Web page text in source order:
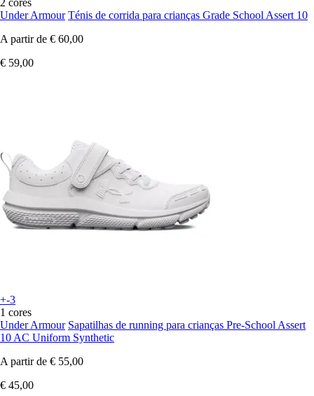
Under Armour Ténis de corrida para crianças Grade School Assert 10
A partir de € 60,00
€ 59,00
+-3
1 cores
Under Armour Sapatilhas de running para crianças Pre-School Assert
10 AC Uniform Synthetic
A partir de € 55,00
€ 45,00